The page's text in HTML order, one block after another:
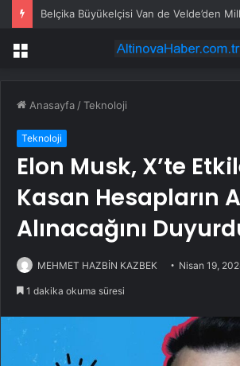
Menü
Anasayfa /Teknoloji
Teknoloji
Elon Musk, X’te
Kasan Hesapların
Alınacağını
MEHMET HAZBİN KAZBEK Nisan 19,
1 dakika okuma süresi